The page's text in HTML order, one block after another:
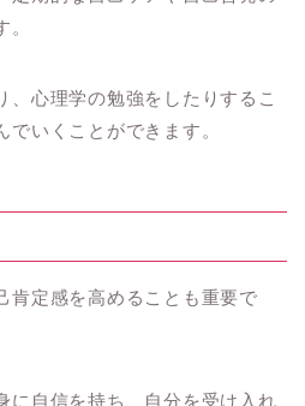
、心理学の勉強をしたりするこ
でいくことができます。
肯定感を高めることも重要で
に自信を持ち、自分を受け入れ